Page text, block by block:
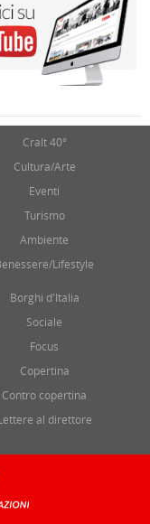
Cralt 40°
Cultura/Arte
Eventi
Turismo
Ambiente
Lifestyle
Borghi d'Italia
Sociale
Focus
Copertina
Contro copertina
al direttore